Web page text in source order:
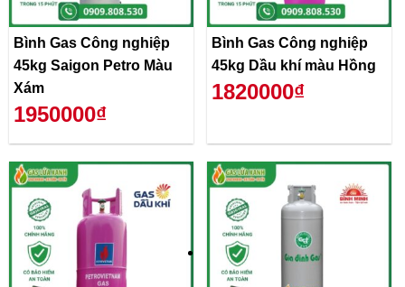
Bình Gas Công nghiệp
45kg Saigon Petro Màu
Xám
1950000₫
Bình Gas Công nghiệp
45kg Dầu khí màu Hồng
1820000₫